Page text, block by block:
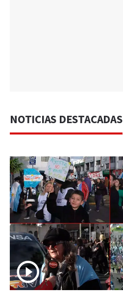
NOTICIAS DESTACADAS